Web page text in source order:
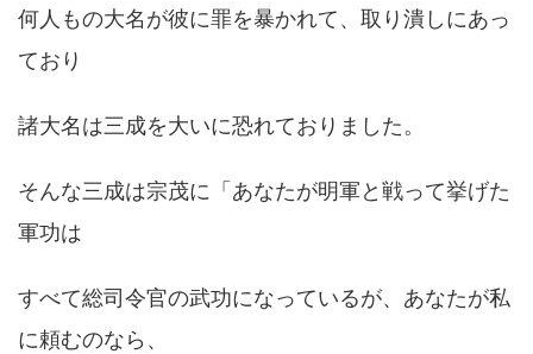
何人もの大名が彼に罪を暴かれて、取り潰しにあっ
ており
諸大名は三成を大いに恐れておりました。
そんな三成は宗茂に「あなたが明軍と戦って挙げた
軍功は
すべて総司令官の武功になっているが、あなたが私
に頼むのなら、